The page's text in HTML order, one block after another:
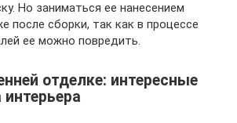
Но заниматься ее нанесением
после сборки, так как в процессе
ее можно повредить.
отделке: интересные